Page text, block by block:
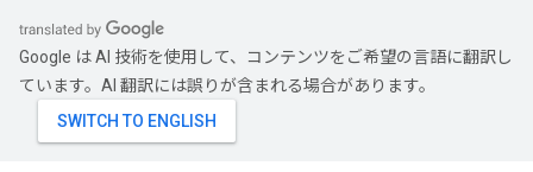
Google は AI 技術を使用して、コンテンツをご希望の言語に翻訳し
ています。AI 翻訳には誤りが含まれる場合があります。